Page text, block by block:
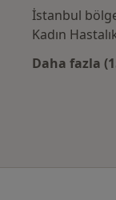
İstanbul
Kadın
Daha fazla